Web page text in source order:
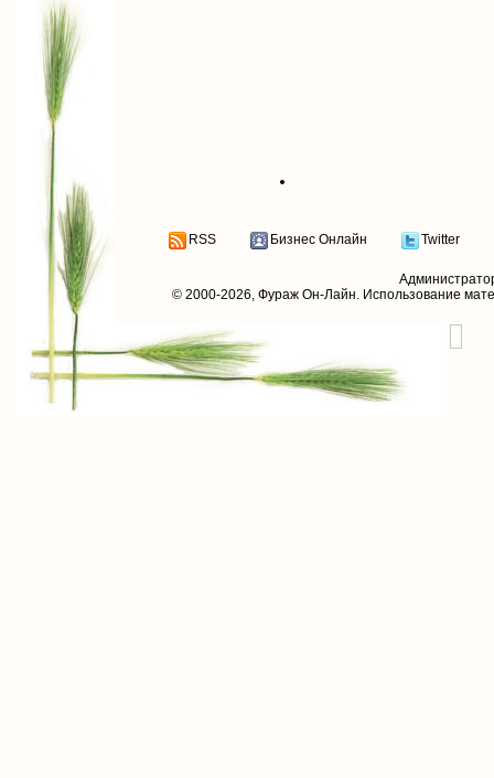
RSS Бизнес Онлайн Twitter
© 2000-2026, Фураж Он-Лайн. Использование